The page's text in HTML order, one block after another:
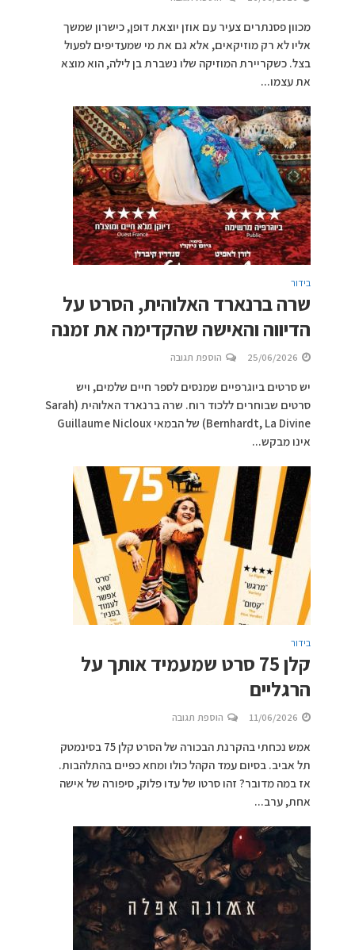
מכוון פסנתרים צעיר עם אוזן יוצאת דופן, כישרון שמשך
אליו לא רק מוזיקאים, אלא גם את מי שמעדיפים לפעול
בצל. כשקריירת המוזיקה שלו נשברת בן לילה, הוא מוצא
את עצמו...
בידור
שרה ברנארד האלוהית, הסרט על
הדיווה והאישה שהקדימה את זמנה
25/06/2026 הוספת תגובה
יש סרטים ביוגרפיים שמנסים לספר חיים שלמים, ויש
סרטים שבוחרים ללכוד רוח. שרה ברנארד האלוהית (Sarah
Bernhardt, La Divine) של הבמאי Guillaume Nicloux
אינו מבקש...
בידור
קלן 75 סרט שמעמיד אותך על
הרגליים
11/06/2026 הוספת תגובה
אמש נכחתי בהקרנת הבכורה של הסרט קלן 75 בסינמטק
תל אביב. בסיום עמד הקהל כולו ומחא כפיים בהתלהבות.
אז במה מדובר? זהו סרטו של עדו פלוק, סיפורה של אישה
אחת, ערב...